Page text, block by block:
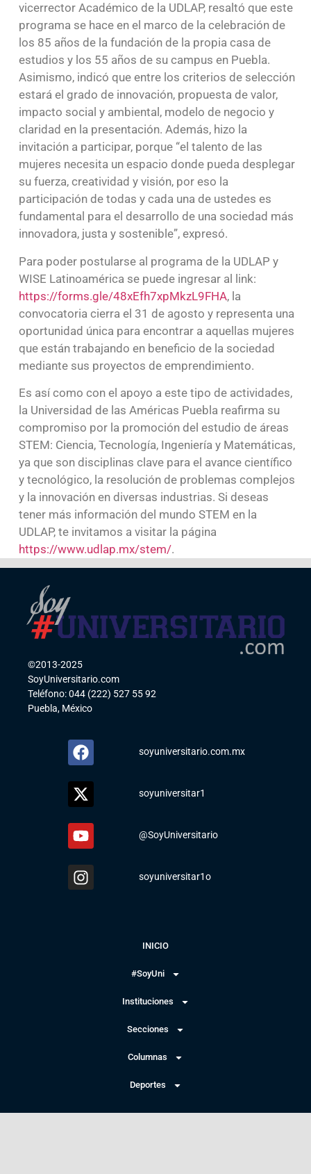
vicerrector Académico de la UDLAP, resaltó que este
programa se hace en el marco de la celebración de
los 85 años de la fundación de la propia casa de
estudios y los 55 años de su campus en Puebla.
Asimismo, indicó que entre los criterios de selección
estará el grado de innovación, propuesta de valor,
impacto social y ambiental, modelo de negocio y
claridad en la presentación. Además, hizo la
invitación a participar, porque “el talento de las
mujeres necesita un espacio donde pueda desplegar
su fuerza, creatividad y visión, por eso la
participación de todas y cada una de ustedes es
fundamental para el desarrollo de una sociedad más
innovadora, justa y sostenible”, expresó.
Para poder postularse al programa de la UDLAP y
WISE Latinoamérica se puede ingresar al link:
https://forms.gle/48xEfh7xpMkzL9FHA, la
convocatoria cierra el 31 de agosto y representa una
oportunidad única para encontrar a aquellas mujeres
que están trabajando en beneficio de la sociedad
mediante sus proyectos de emprendimiento.
Es así como con el apoyo a este tipo de actividades,
la Universidad de las Américas Puebla reafirma su
compromiso por la promoción del estudio de áreas
STEM: Ciencia, Tecnología, Ingeniería y Matemáticas,
ya que son disciplinas clave para el avance científico
y tecnológico, la resolución de problemas complejos
y la innovación en diversas industrias. Si deseas
tener más información del mundo STEM en la
UDLAP, te invitamos a visitar la página
https://www.udlap.mx/stem/.
©2013-2025
SoyUniversitario.com
Teléfono: 044 (222) 527 55 92
Puebla, México
soyuniversitario.com.mx
soyuniversitar1
@SoyUniversitario
soyuniversitar1o
INICIO
#SoyUni
Instituciones
Secciones
Columnas
Deportes